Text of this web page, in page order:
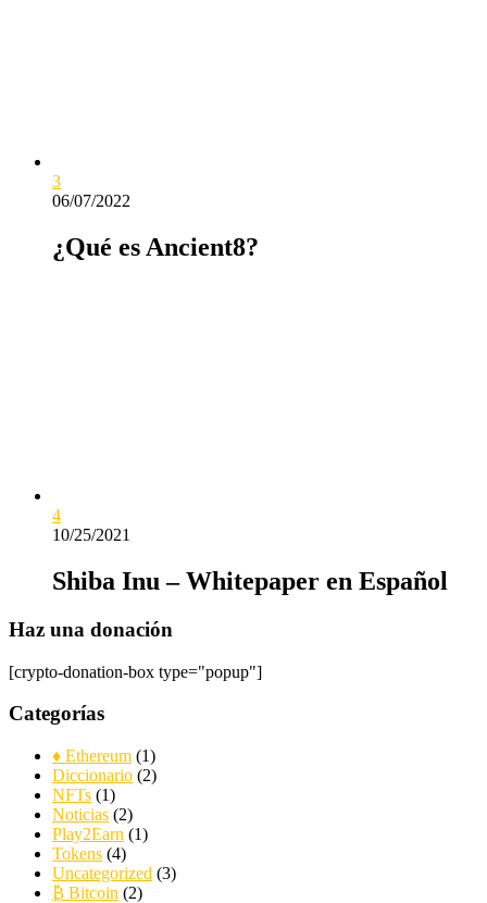
3
06/07/2022
¿Qué es Ancient8?
4
10/25/2021
Shiba Inu – Whitepaper en Español
Haz una donación
[crypto-donation-box type="popup"]
Categorías
♦ Ethereum (1)
Diccionario (2)
NFTs (1)
Noticias (2)
Play2Earn (1)
Tokens (4)
Uncategorized (3)
₿ Bitcoin (2)